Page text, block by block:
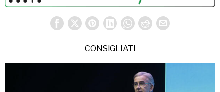
CONSIGLIATI